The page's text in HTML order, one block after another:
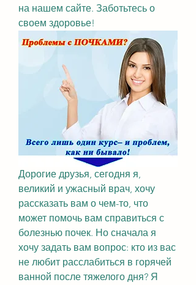
на нашем сайте. Заботьтесь о
своем здоровье!
Дорогие друзья, сегодня я,
великий и ужасный врач, хочу
рассказать вам о чем-то, что
может помочь вам справиться с
болезнью почек. Но сначала я
хочу задать вам вопрос: кто из вас
не любит расслабиться в горячей
ванной после тяжелого дня? Я